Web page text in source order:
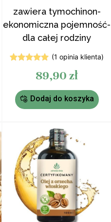
zawiera tymochinon-
ekonomiczna pojemność-
dla całej rodziny
na 5
podstawie
oceny
klienta
(1 opinia klienta)
89,90 zł
Dodaj do koszyka